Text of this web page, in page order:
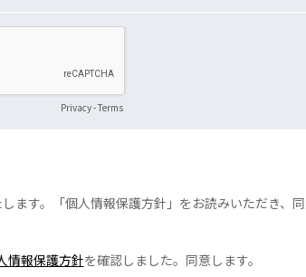
Privacy-Terms
ます。「個人情報保護方針」をお読みいただき、
情報保護方針を確認しました。同意します。